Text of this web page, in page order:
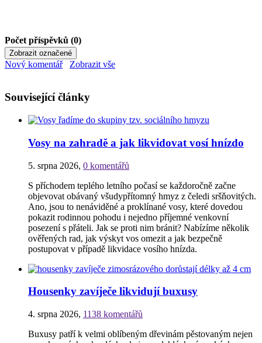
Počet příspěvků (0)
Nový komentář Zobrazit vše
Související články
Vosy na zahradě a jak likvidovat vosí hnízdo
5. srpna 2026, 0 komentářů
S příchodem teplého letního počasí se každoročně začne
objevovat obávaný všudypřítomný hmyz z čeledi sršňovitých.
Ano, jsou to nenáviděné a proklínané vosy, které dovedou
pokazit rodinnou pohodu i nejedno příjemné venkovní
posezení s přáteli. Jak se proti nim bránit? Nabízíme několik
ověřených rad, jak výskyt vos omezit a jak bezpečně
postupovat v případě likvidace vosího hnízda.
Housenky zavíječe likvidují buxusy
4. srpna 2026, 1138 komentářů
Buxusy patří k velmi oblíbeným dřevinám pěstovaným nejen